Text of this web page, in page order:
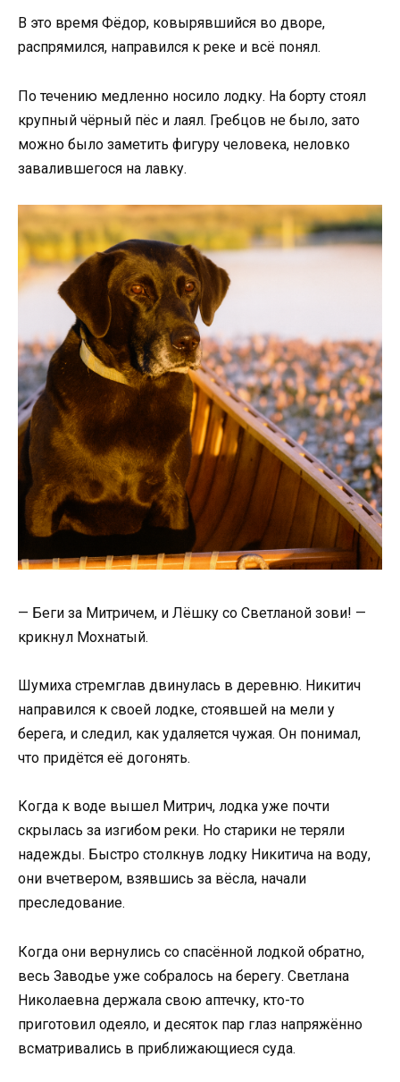
В это время Фёдор, ковырявшийся во дворе,
распрямился, направился к реке и всё понял.
По течению медленно носило лодку. На борту стоял
крупный чёрный пёс и лаял. Гребцов не было, зато
можно было заметить фигуру человека, неловко
завалившегося на лавку.
— Беги за Митричем, и Лёшку со Светланой зови! —
крикнул Мохнатый.
Шумиха стремглав двинулась в деревню. Никитич
направился к своей лодке, стоявшей на мели у
берега, и следил, как удаляется чужая. Он понимал,
что придётся её догонять.
Когда к воде вышел Митрич, лодка уже почти
скрылась за изгибом реки. Но старики не теряли
надежды. Быстро столкнув лодку Никитича на воду,
они вчетвером, взявшись за вёсла, начали
преследование.
Когда они вернулись со спасённой лодкой обратно,
весь Заводье уже собралось на берегу. Светлана
Николаевна держала свою аптечку, кто-то
приготовил одеяло, и десяток пар глаз напряжённо
всматривались в приближающиеся суда.